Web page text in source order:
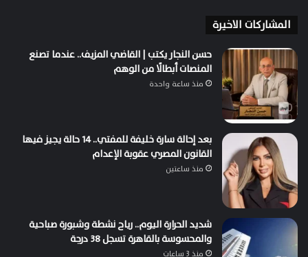
المشاركات الاخيرة
حسن النجار يكتب | القاضي المزيف.. عندما تصنع
المنصات أبطالًا من الوهم
منذ ساعة واحدة
بعد إحالة سارة خليفة للمفتي.. 14 حالة يجيز فيها
القانون المصري عقوبة الإعدام
منذ ساعتين
شديد الحرارة اليوم.. رياح نشطة وشبورة صباحية
والمحسوسة بالقاهرة تسجل 38 درجة
منذ 3 ساعات